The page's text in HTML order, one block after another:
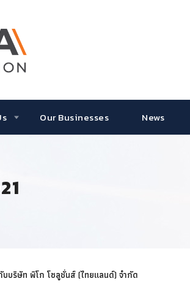
Our Businesses News
บบริษัท พิโก โซลูชั่นส์ (ไทยแลนด์) จำกัด